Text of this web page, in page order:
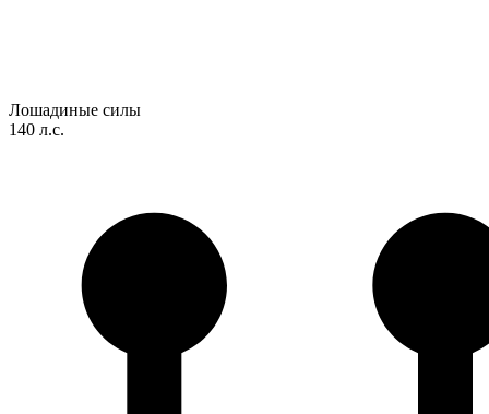
Лошадиные силы
140 л.с.